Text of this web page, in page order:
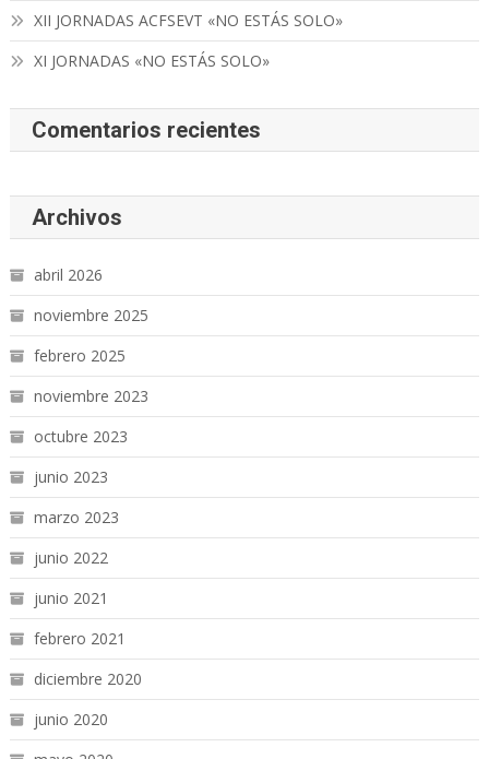
XII JORNADAS ACFSEVT «NO ESTÁS SOLO»
XI JORNADAS «NO ESTÁS SOLO»
Comentarios recientes
Archivos
abril 2026
noviembre 2025
febrero 2025
noviembre 2023
octubre 2023
junio 2023
marzo 2023
junio 2022
junio 2021
febrero 2021
diciembre 2020
junio 2020